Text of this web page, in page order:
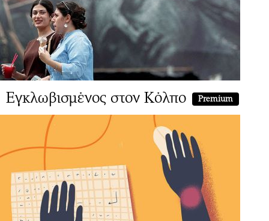
Εγκλωβισμένος στον Κόλπο Premium